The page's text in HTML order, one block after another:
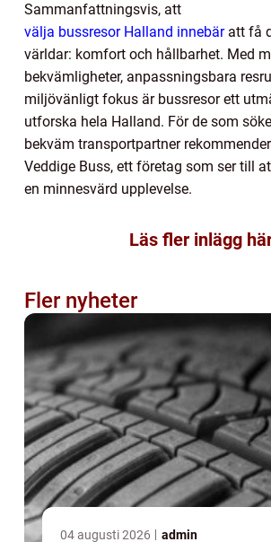
Sammanfattningsvis, att
välja bussresor Halland innebäratt få
världar: komfort och hållbarhet. Med
bekvämligheter, anpassningsbara
miljövänligt fokus är bussresor ett
utforska hela Halland. För de som
bekväm transportpartner
Veddige Buss, ett företag som ser till
en minnesvärd upplevelse.
Läs fler inlägg
Fler nyheter
04 augusti 2026 admin